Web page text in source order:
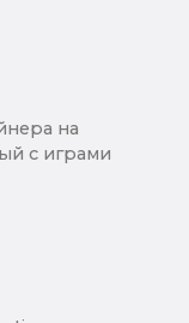
на
с играми